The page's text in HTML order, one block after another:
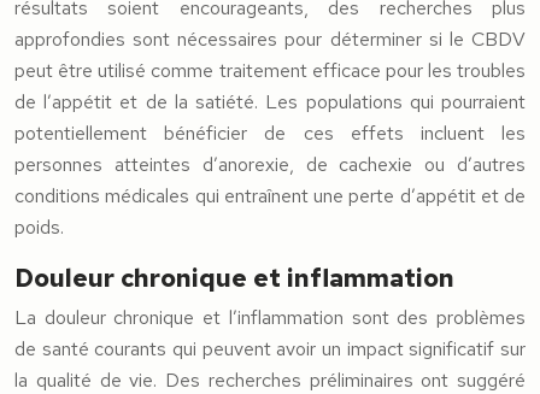
résultats soient encourageants, des recherches plus
approfondies sont nécessaires pour déterminer si le CBDV
peut être utilisé comme traitement efficace pour les troubles
de l’appétit et de la satiété. Les populations qui pourraient
potentiellement bénéficier de ces effets incluent les
personnes atteintes d’anorexie, de cachexie ou d’autres
conditions médicales qui entraînent une perte d’appétit et de
poids.
Douleur chronique et inflammation
La douleur chronique et l’inflammation sont des problèmes
de santé courants qui peuvent avoir un impact significatif sur
la qualité de vie. Des recherches préliminaires ont suggéré